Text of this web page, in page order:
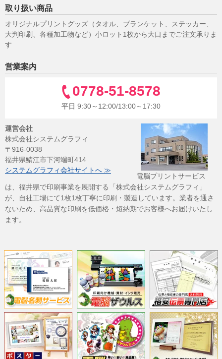
取り扱い商品
オリジナルプリントグッズ（タオル、ブランケット、ステッカー、
大判印刷、各種加工物など）小ロット1枚から大口までご注文承りま
す
営業案内
0778-51-8578
平日 9:30～12:00/13:00～17:30
運営会社
株式会社システムグラフィ
〒916-0038
福井県鯖江市下河端町414
システムグラフィ会社サイトへ ≫
電脳プリントサービス
は、福井県で印刷事業を展開する「株式会社システムグラフィ」
が、自社工場にて1枚1枚丁寧に印刷・製造しています。業者を通さ
ないため、高品質な印刷を低価格・短納期でお客様へお届けいたし
ます。